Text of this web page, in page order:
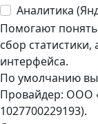
Аналитика
Помогают
сбор
интерфейса.
По умолчанию
Провайдер: ООО
1027700229193).